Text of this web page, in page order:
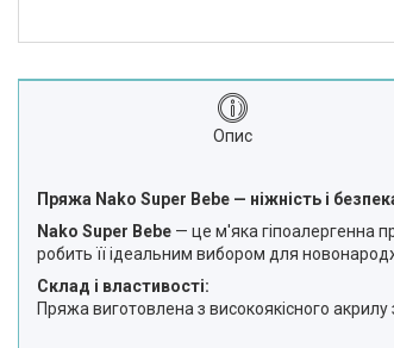
Опис
Пряжа Nako Super Bebe — ніжність і
Nako Super Bebe — це м'яка гіпоалергенна
робить її ідеальним вибором для
Склад і властивості:
Пряжа виготовлена з високоякісного